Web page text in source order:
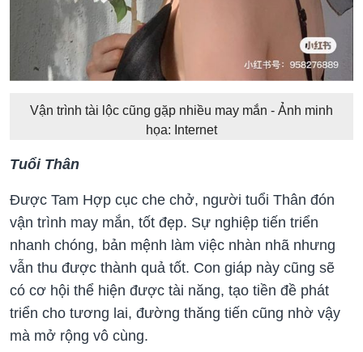
Vận trình tài lộc cũng gặp nhiều may mắn - Ảnh minh
họa: Internet
Tuổi Thân
Được Tam Hợp cục che chở, người tuổi Thân đón
vận trình may mắn, tốt đẹp. Sự nghiệp tiến triển
nhanh chóng, bản mệnh làm việc nhàn nhã nhưng
vẫn thu được thành quả tốt. Con giáp này cũng sẽ
có cơ hội thể hiện được tài năng, tạo tiền đề phát
triển cho tương lai, đường thăng tiến cũng nhờ vậy
mà mở rộng vô cùng.